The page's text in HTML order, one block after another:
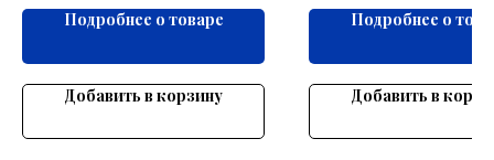
Подробнее о товаре
Добавить в корзину
Подробнее о
Добавить в